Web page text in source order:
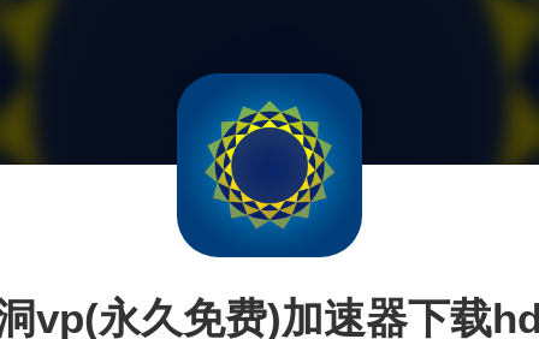
vp(永久免费)加速器下载